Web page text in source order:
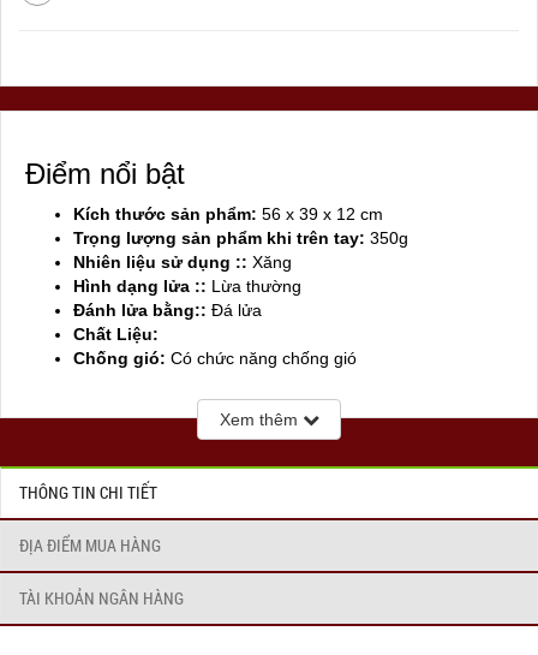
Điểm nổi bật
Kích thước sản phẩm: 56 x 39 x 12 cm
Trọng lượng sản phẩm khi trên tay: 350g
Nhiên liệu sử dụng :: Xăng
Hình dạng lửa :: Lừa thường
Đánh lửa bằng:: Đá lửa
Chất Liệu:
Chống gió: Có chức năng chống gió
Xem thêm
THÔNG TIN CHI TIẾT
ĐỊA ĐIỂM MUA HÀNG
TÀI KHOẢN NGÂN HÀNG